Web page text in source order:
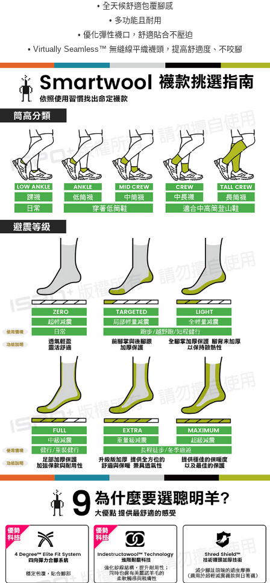
• 全天候舒適包覆腳感
• 多功能且耐用
• 優化彈性襪口，舒適貼合不壓迫
• Virtually Seamless™ 無縫線平織襪頭，提高舒適度、不咬腳